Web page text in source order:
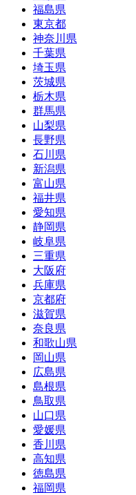
福島県
東京都
神奈川県
千葉県
埼玉県
茨城県
栃木県
群馬県
山梨県
長野県
石川県
新潟県
富山県
福井県
愛知県
静岡県
岐阜県
三重県
大阪府
兵庫県
京都府
滋賀県
奈良県
和歌山県
岡山県
広島県
島根県
鳥取県
山口県
愛媛県
香川県
高知県
徳島県
福岡県